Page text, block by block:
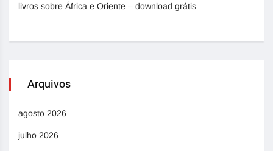
livros sobre África e Oriente – download grátis
Arquivos
agosto 2026
julho 2026